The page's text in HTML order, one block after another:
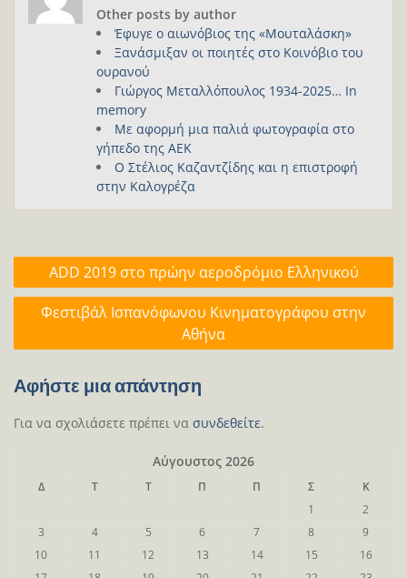
Other posts by author
Έφυγε ο αιωνόβιος της «Μουταλάσκη»
Ξανάσμιξαν οι ποιητές στο Κοινόβιο του
ουρανού
Γιώργος Μεταλλόπουλος 1934-2025… In
memory
Με αφορμή μια παλιά φωτογραφία στο
γήπεδο της ΑΕΚ
Ο Στέλιος Καζαντζίδης και η επιστροφή
στην Καλογρέζα
Πλοήγηση
άρθρων
ADD 2019 στο πρώην αεροδρόμιο Ελληνικού
Φεστιβάλ Ισπανόφωνου Κινηματογράφου στην
Αθήνα
Αφήστε μια απάντηση
Για να σχολιάσετε πρέπει να συνδεθείτε.
Αύγουστος 2026
Δ Τ Τ Π Π Σ
Κ
1
2
3
4 5 6 7 8
9
10
11 12 13 14 15
16